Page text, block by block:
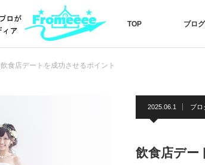
TOP ブログ
飲食店デートを成功させるポイント
2025.06.1 ブロ
飲食店デー